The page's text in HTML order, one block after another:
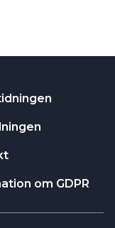
om GDPR